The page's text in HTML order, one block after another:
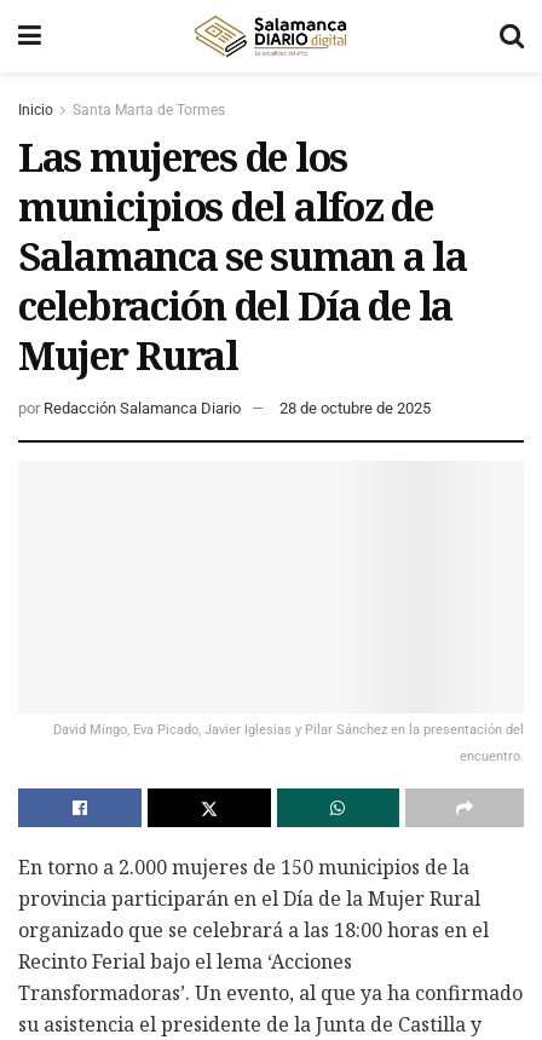
Inicio Santa Marta de Tormes
Las mujeres de los
municipios del alfoz de
Salamanca se suman a la
celebración del Día de la
Mujer Rural
por Redacción Salamanca Diario 28 de octubre de 2025
David Mingo, Eva Picado, Javier Iglesias y Pilar Sánchez en la presentación del
encuentro.
En torno a 2.000 mujeres de 150 municipios de la
provincia participarán en el Día de la Mujer Rural
organizado que se celebrará a las 18:00 horas en el
Recinto Ferial bajo el lema ‘Acciones
Transformadoras’. Un evento, al que ya ha confirmado
su asistencia el presidente de la Junta de Castilla y